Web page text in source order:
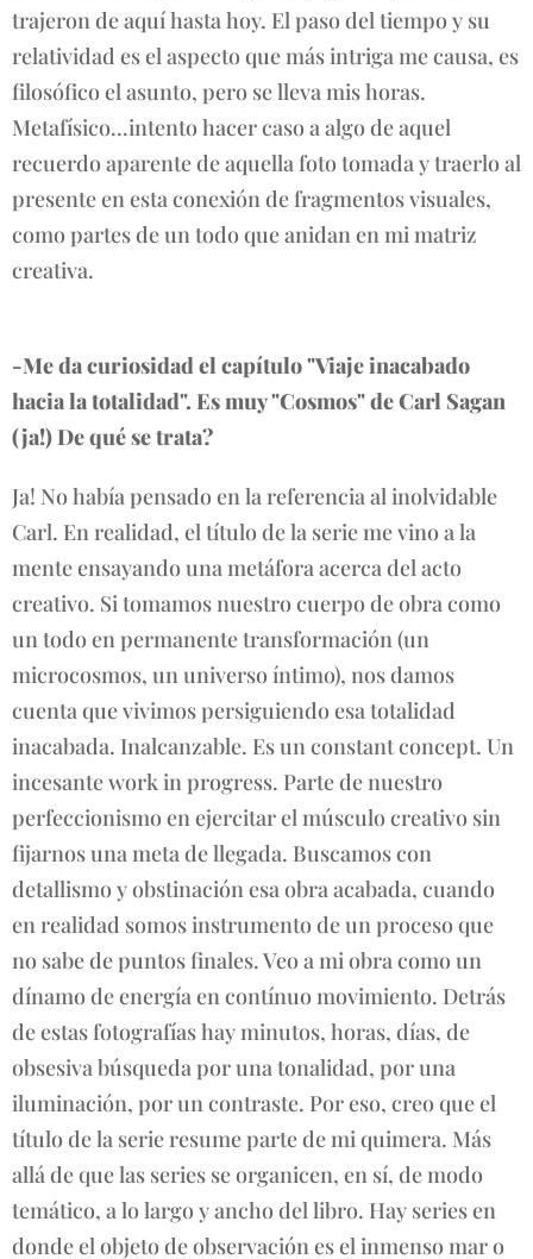
trajeron de aquí hasta hoy. El paso del tiempo y su
relatividad es el aspecto que más intriga me causa, es
filosófico el asunto, pero se lleva mis horas.
Metafísico...intento hacer caso a algo de aquel
recuerdo aparente de aquella foto tomada y traerlo al
presente en esta conexión de fragmentos visuales,
como partes de un todo que anidan en mi matriz
creativa.
-Me da curiosidad el capítulo "Viaje inacabado
hacia la totalidad". Es muy "Cosmos" de Carl Sagan
(ja!) De qué se trata?
Ja! No había pensado en la referencia al inolvidable
Carl. En realidad, el título de la serie me vino a la
mente ensayando una metáfora acerca del acto
creativo. Si tomamos nuestro cuerpo de obra como
un todo en permanente transformación (un
microcosmos, un universo íntimo), nos damos
cuenta que vivimos persiguiendo esa totalidad
inacabada. Inalcanzable. Es un constant concept. Un
incesante work in progress. Parte de nuestro
perfeccionismo en ejercitar el músculo creativo sin
fijarnos una meta de llegada. Buscamos con
detallismo y obstinación esa obra acabada, cuando
en realidad somos instrumento de un proceso que
no sabe de puntos finales. Veo a mi obra como un
dínamo de energía en contínuo movimiento. Detrás
de estas fotografías hay minutos, horas, días, de
obsesiva búsqueda por una tonalidad, por una
iluminación, por un contraste. Por eso, creo que el
título de la serie resume parte de mi quimera. Más
allá de que las series se organicen, en sí, de modo
temático, a lo largo y ancho del libro. Hay series en
donde el objeto de observación es el inmenso mar o